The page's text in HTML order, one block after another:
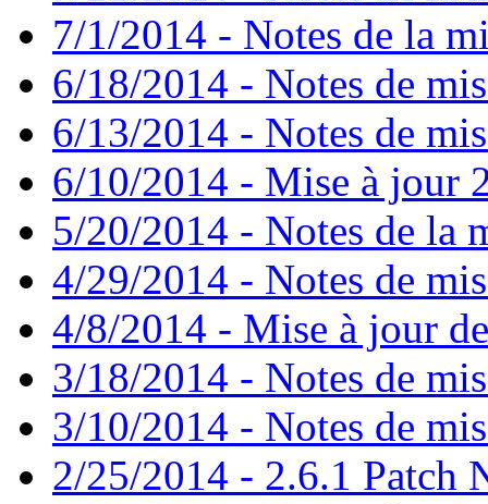
7/1/2014 - Notes de la
6/18/2014 - Notes de
6/13/2014 - Notes de
6/10/2014 - Mise à jour
5/20/2014 - Notes de la
4/29/2014 - Notes de
4/8/2014 - Mise à jour
3/18/2014 - Notes de
3/10/2014 - Notes de
2/25/2014 - 2.6.1 Patch